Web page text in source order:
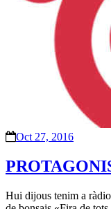
Oct 27, 2016
Hui dijous tenim a